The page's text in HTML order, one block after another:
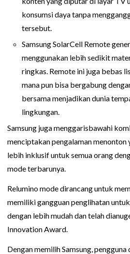
konsumsi daya tanpa
tersebut.
Samsung SolarCell Remote
menggunakan lebih sedikit
ringkas. Remote ini juga bebas
mana pun bisa bergabung
bersama menjadikan dunia
lingkungan.
Samsung juga menggarisbawahi
menciptakan pengalaman menonton
lebih inklusif untuk semua orang
mode terbarunya.
Relumino mode dirancang untuk
memiliki gangguan penglihatan
dengan lebih mudah dan telah
Innovation Award.
Dengan memilih Samsung,